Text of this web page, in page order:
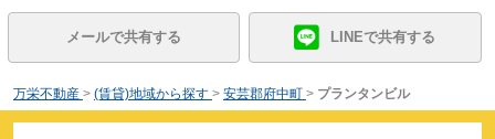
メールで共有する LINEで共有する
万栄不動産 > (賃貸)地域から探す > 安芸郡府中町 > プランタンビル